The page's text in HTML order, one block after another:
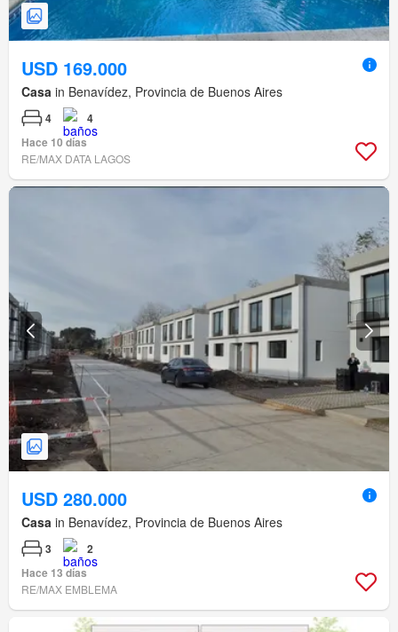
USD 169.000
Casa in Benavídez, Provincia de Buenos Aires
4
4
Hace 10 días
RE/MAX DATA LAGOS
USD 280.000
Casa in Benavídez, Provincia de Buenos Aires
3
2
Hace 13 días
RE/MAX EMBLEMA